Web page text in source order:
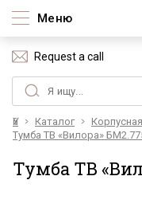
Меню
Request a call
Үй Каталог
Тумба ТВ «Вилора»
Тумба ТВ